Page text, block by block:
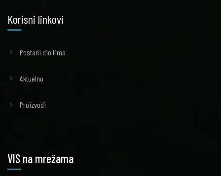
Korisni linkovi
Postani dio tima
Aktuelno
Proizvodi
VIS na mrežama